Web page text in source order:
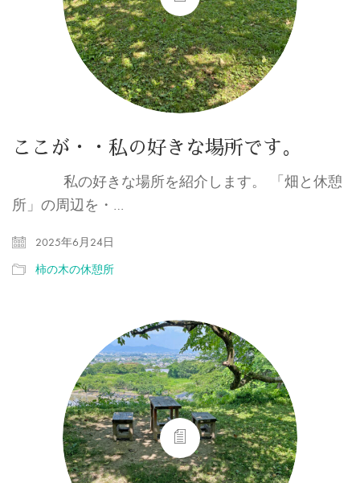
ここが・・私の好きな場所です。
私の好きな場所を紹介します。 「畑と休憩
所」の周辺を・…
2025年6月24日
柿の木の休憩所